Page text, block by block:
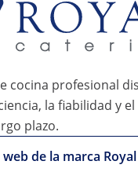
cocina profesional
la fiabilidad y
plazo.
de la marca